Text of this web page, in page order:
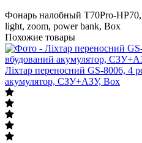
Фонарь налобный T70Pro-
light, zoom, power bank, Box
Похожие товары
Ліхтар переносний GS-8006, 4
акумулятор, СЗУ+АЗУ, Box